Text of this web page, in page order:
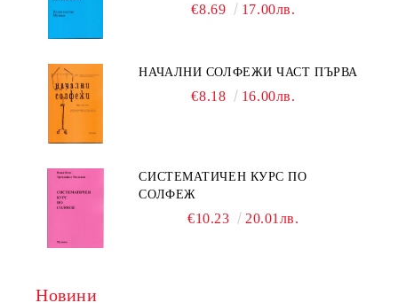
€8.69 17.00лв.
НАЧАЛНИ СОЛФЕЖИ ЧАСТ ПЪРВА
€8.18 16.00лв.
СИСТЕМАТИЧЕН КУРС ПО
СОЛФЕЖ
€10.23 20.01лв.
Новини